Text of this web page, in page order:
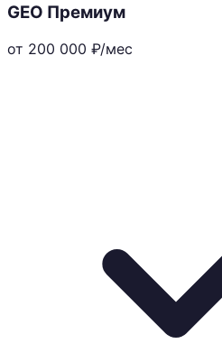
GEO Премиум
от 200 000 ₽/мес